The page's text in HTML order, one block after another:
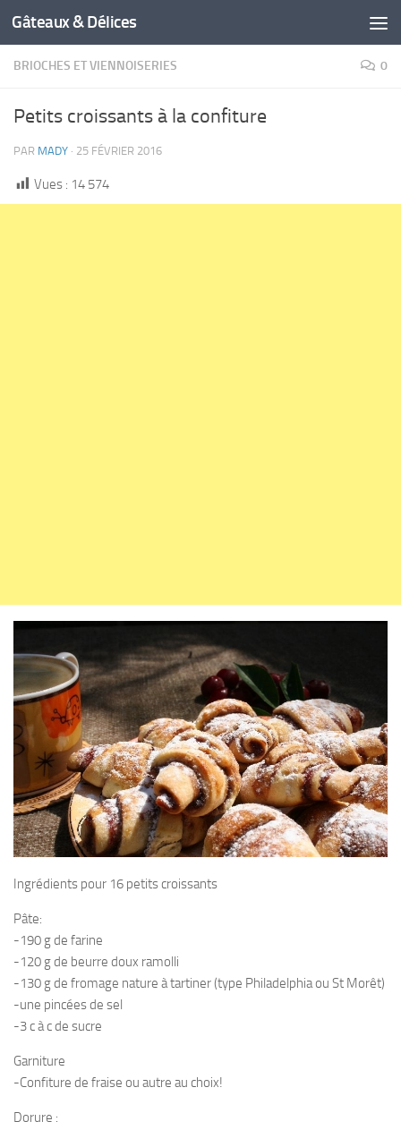
Gâteaux & Délices
BRIOCHES ET VIENNOISERIES 0
Petits croissants à la confiture
PAR MADY · 25 FÉVRIER 2016
Vues : 14 574
Ingrédients pour 16 petits croissants
Pâte:
-190 g de farine
-120 g de beurre doux ramolli
-130 g de fromage nature à tartiner (type Philadelphia ou St Morêt)
-une pincées de sel
-3 c à c de sucre
Garniture
-Confiture de fraise ou autre au choix!
Dorure :